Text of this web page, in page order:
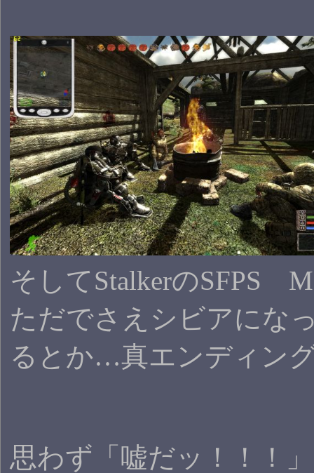
そしてStalkerのSFPS
ただでさえシビアにな
るとか…真エンディン
思わず「嘘だッ！！！